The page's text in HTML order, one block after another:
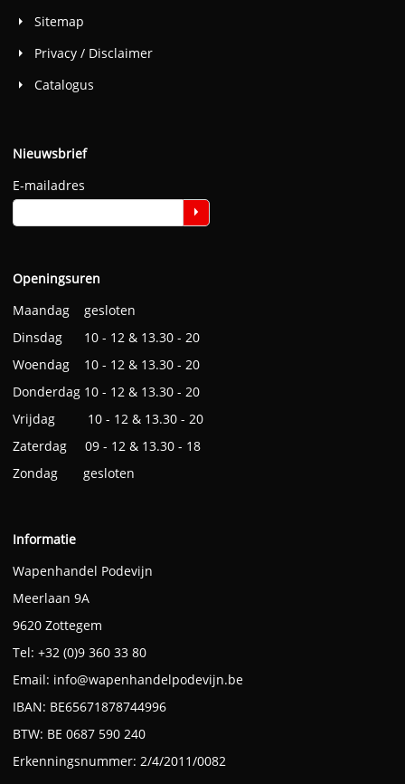
Sitemap
Privacy / Disclaimer
Catalogus
Nieuwsbrief
E-mailadres
Openingsuren
Maandag gesloten
Dinsdag 10 - 12 & 13.30 - 20
Woendag 10 - 12 & 13.30 - 20
Donderdag 10 - 12 & 13.30 - 20
Vrijdag 10 - 12 & 13.30 - 20
Zaterdag 09 - 12 & 13.30 - 18
Zondag gesloten
Informatie
Wapenhandel Podevijn
Meerlaan 9A
9620 Zottegem
Tel: +32 (0)9 360 33 80
Email: info@wapenhandelpodevijn.be
IBAN: BE65671878744996
BTW: BE 0687 590 240
Erkenningsnummer: 2/4/2011/0082